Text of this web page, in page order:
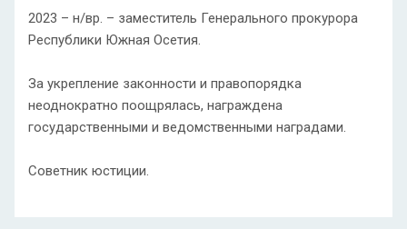
2023 – н/вр. – заместитель Генерального прокурора
Республики Южная Осетия.
За укрепление законности и правопорядка
неоднократно поощрялась, награждена
государственными и ведомственными наградами.
Советник юстиции.